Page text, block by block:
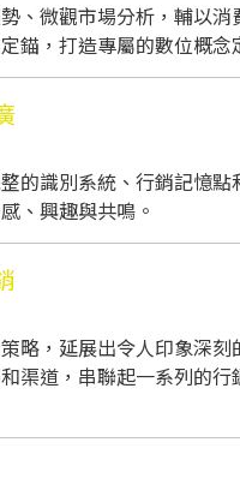
、微觀市場分析，輔以消
錨，打造專屬的數位概念
的識別系統、行銷記憶點
、興趣與共鳴。
略，延展出令人印象深刻
渠道，串聯起一系列的行